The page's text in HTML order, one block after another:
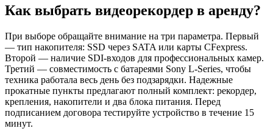
Как выбрать видеорекордер в аренду?
При выборе обращайте внимание на три параметра. Первый
— тип накопителя: SSD через SATA или карты CFexpress.
Второй — наличие SDI-входов для профессиональных камер.
Третий — совместимость с батареями Sony L-Series, чтобы
техника работала весь день без подзарядки. Надежные
прокатные пункты предлагают полный комплект: рекордер,
крепления, накопители и два блока питания. Перед
подписанием договора тестируйте устройство в течение 15
минут.